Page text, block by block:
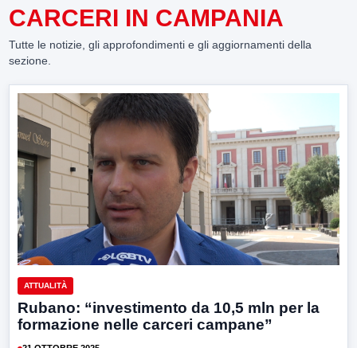
CARCERI IN CAMPANIA
Tutte le notizie, gli approfondimenti e gli aggiornamenti della
sezione.
ATTUALITÀ
Rubano: “investimento da 10,5 mln per la
formazione nelle carceri campane”